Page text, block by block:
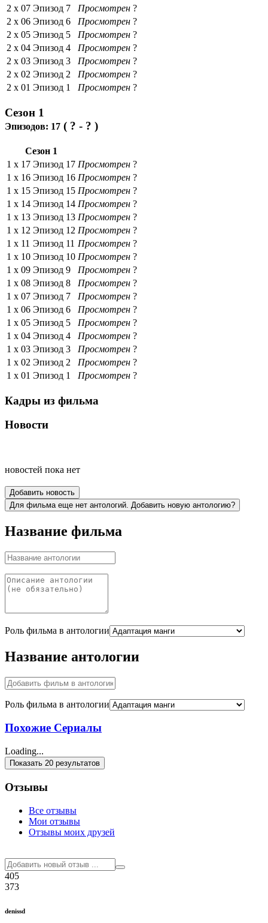
2 x 07 Эпизод 7 Просмотрен ?
2 x 06 Эпизод 6 Просмотрен ?
2 x 05 Эпизод 5 Просмотрен ?
2 x 04 Эпизод 4 Просмотрен ?
2 x 03 Эпизод 3 Просмотрен ?
2 x 02 Эпизод 2 Просмотрен ?
2 x 01 Эпизод 1 Просмотрен ?
Сезон 1
Эпизодов: 17 ( ? - ? )
Сезон 1
1 x 17 Эпизод 17 Просмотрен ?
1 x 16 Эпизод 16 Просмотрен ?
1 x 15 Эпизод 15 Просмотрен ?
1 x 14 Эпизод 14 Просмотрен ?
1 x 13 Эпизод 13 Просмотрен ?
1 x 12 Эпизод 12 Просмотрен ?
1 x 11 Эпизод 11 Просмотрен ?
1 x 10 Эпизод 10 Просмотрен ?
1 x 09 Эпизод 9 Просмотрен ?
1 x 08 Эпизод 8 Просмотрен ?
1 x 07 Эпизод 7 Просмотрен ?
1 x 06 Эпизод 6 Просмотрен ?
1 x 05 Эпизод 5 Просмотрен ?
1 x 04 Эпизод 4 Просмотрен ?
1 x 03 Эпизод 3 Просмотрен ?
1 x 02 Эпизод 2 Просмотрен ?
1 x 01 Эпизод 1 Просмотрен ?
Кадры из фильма
Новости
новостей пока нет
Добавить новость
Для фильма еще нет антологий. Добавить новую антологию?
Название фильма
Роль фильма в антологии
Название антологии
Роль фильма в антологии
Похожие Сериалы
Loading...
Показать 20 результатов
Отзывы
Все отзывы
Мои отзывы
Отзывы моих друзей
405
373
denissd